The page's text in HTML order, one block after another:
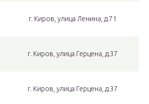
г. Киров, улица Ленина, д.71
г. Киров, улица Герцена, д.37
г. Киров, улица Герцена, д.37